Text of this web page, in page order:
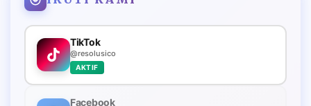
TikTok
@resolusico
AKTIF
Facebook